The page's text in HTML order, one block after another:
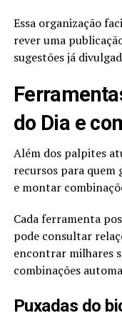
Essa organização
rever uma
sugestões já
do Dia e
Além dos palpites
recursos para quem
e montar
Cada ferramenta
pode consultar
encontrar milhares
combinações
Puxadas do